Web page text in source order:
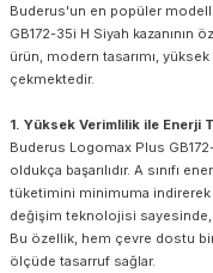
Buderus'un en popüler
GB172-35i H Siyah kazanının
ürün, modern tasarımı,
çekmektedir.
1. Yüksek Verimlilik ile Enerji
Buderus Logomax Plus
oldukça başarılıdır. A sınıfı
tüketimini minimuma indirerek
değişim teknolojisi sayesinde,
Bu özellik, hem çevre dostu
ölçüde tasarruf sağlar.